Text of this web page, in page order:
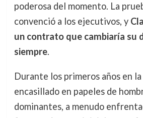
poderosa del momento. La
convenció a los ejecutivos, y
un contrato que cambiaría su
siempre.
Durante los primeros años en
encasillado en papeles de
dominantes, a menudo